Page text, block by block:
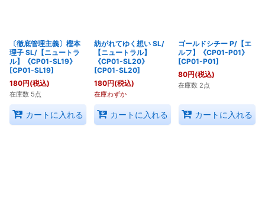
〔徹底管理主義〕樫本
理子 SL/【ニュートラ
ル】《CP01-SL19》
[CP01-SL19]
180円(税込)
在庫数 5点
カートに入れる
紡がれてゆく想い SL/
【ニュートラル】
《CP01-SL20》
[CP01-SL20]
180円(税込)
在庫わずか
カートに入れる
ゴールドシチー P/【エ
ルフ】《CP01-P01》
[CP01-P01]
80円(税込)
在庫数 2点
カートに入れる